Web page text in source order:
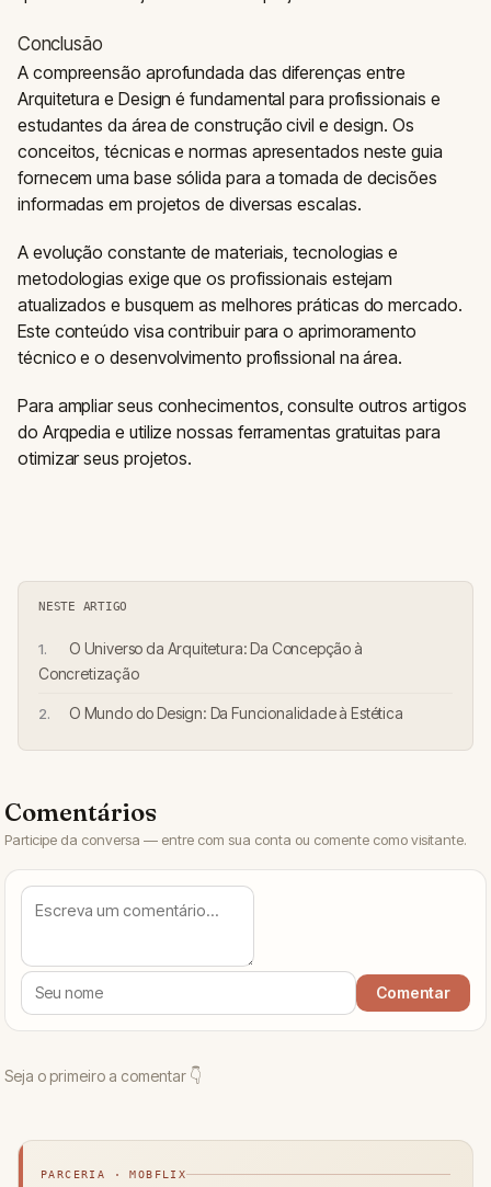
Conclusão
A compreensão aprofundada das diferenças entre
Arquitetura e Design é fundamental para profissionais e
estudantes da área de construção civil e design. Os
conceitos, técnicas e normas apresentados neste guia
fornecem uma base sólida para a tomada de decisões
informadas em projetos de diversas escalas.
A evolução constante de materiais, tecnologias e
metodologias exige que os profissionais estejam
atualizados e busquem as melhores práticas do mercado.
Este conteúdo visa contribuir para o aprimoramento
técnico e o desenvolvimento profissional na área.
Para ampliar seus conhecimentos, consulte outros artigos
do Arqpedia e utilize nossas ferramentas gratuitas para
otimizar seus projetos.
NESTE ARTIGO
O Universo da Arquitetura: Da Concepção à
Concretização
O Mundo do Design: Da Funcionalidade à Estética
PARCERIA · MOBFLIX